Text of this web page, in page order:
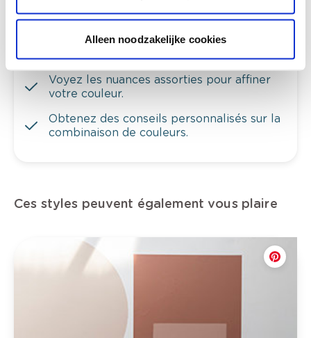
Alleen noodzakelijke cookies
Découvrez des échantillons de votre
sélection de couleurs.
Voyez les nuances assorties pour affiner
votre couleur.
Obtenez des conseils personnalisés sur la
combinaison de couleurs.
Ces styles peuvent également vous plaire